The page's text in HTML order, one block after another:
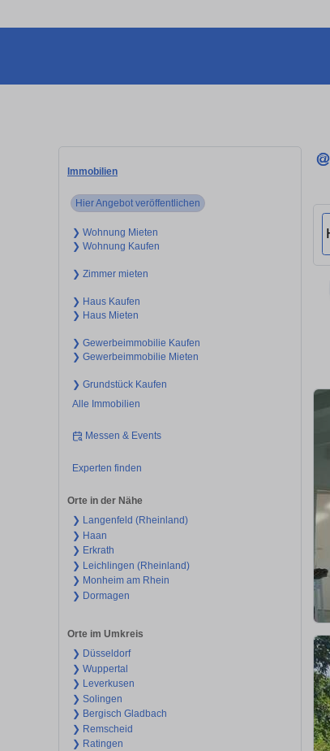
Immobilien
Hier Angebot veröffentlichen
❯ Wohnung Mieten
❯ Wohnung Kaufen
❯ Zimmer mieten
❯ Haus Kaufen
❯ Haus Mieten
❯ Gewerbeimmobilie Kaufen
❯ Gewerbeimmobilie Mieten
❯ Grundstück Kaufen
Alle Immobilien
Messen & Events
Experten finden
Orte in der Nähe
❯ Langenfeld (Rheinland)
❯ Haan
❯ Erkrath
❯ Leichlingen (Rheinland)
❯ Monheim am Rhein
❯ Dormagen
Orte im Umkreis
❯ Düsseldorf
❯ Wuppertal
❯ Leverkusen
❯ Solingen
❯ Bergisch Gladbach
❯ Remscheid
❯ Ratingen